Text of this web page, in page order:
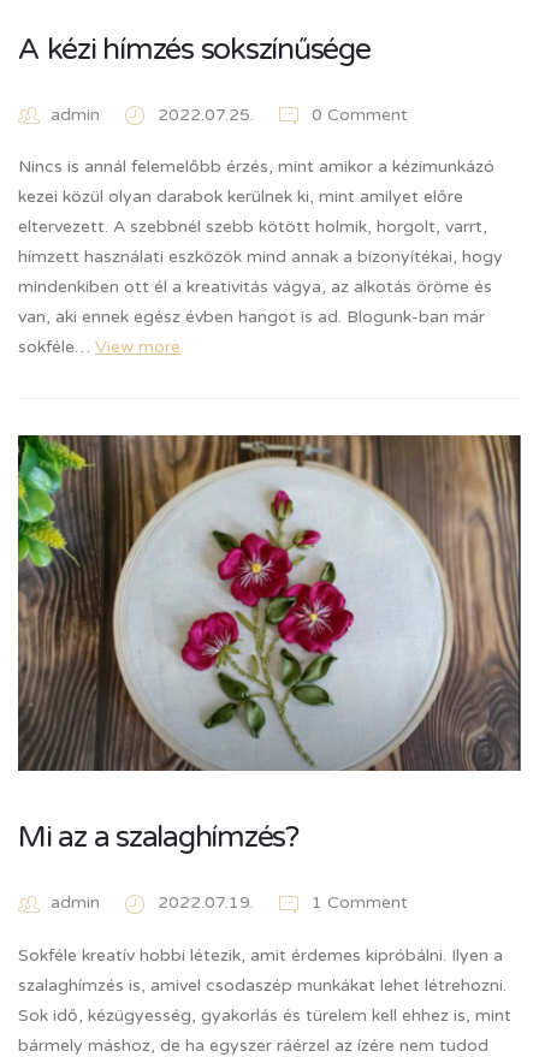
A kézi hímzés sokszínűsége
admin 2022.07.25. 0 Comment
Nincs is annál felemelőbb érzés, mint amikor a kézimunkázó
kezei közül olyan darabok kerülnek ki, mint amilyet előre
eltervezett. A szebbnél szebb kötött holmik, horgolt, varrt,
hímzett használati eszközök mind annak a bizonyítékai, hogy
mindenkiben ott él a kreativitás vágya, az alkotás öröme és
van, aki ennek egész évben hangot is ad. Blogunk-ban már
sokféle… View more
Mi az a szalaghímzés?
admin 2022.07.19. 1 Comment
Sokféle kreatív hobbi létezik, amit érdemes kipróbálni. Ilyen a
szalaghímzés is, amivel csodaszép munkákat lehet létrehozni.
Sok idő, kézügyesség, gyakorlás és türelem kell ehhez is, mint
bármely máshoz, de ha egyszer ráérzel az ízére nem tudod